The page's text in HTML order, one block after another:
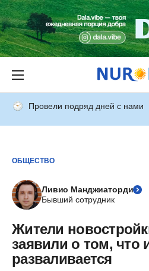
Провели подряд дней с нами
ОБЩЕСТВО
Ливио Манджиаторди
Бывший сотрудник
Жители
заявили о том, что
разваливается